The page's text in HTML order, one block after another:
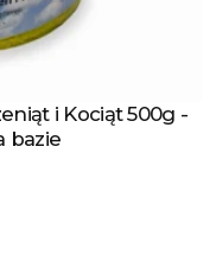
i Kociąt 500g -
bazie